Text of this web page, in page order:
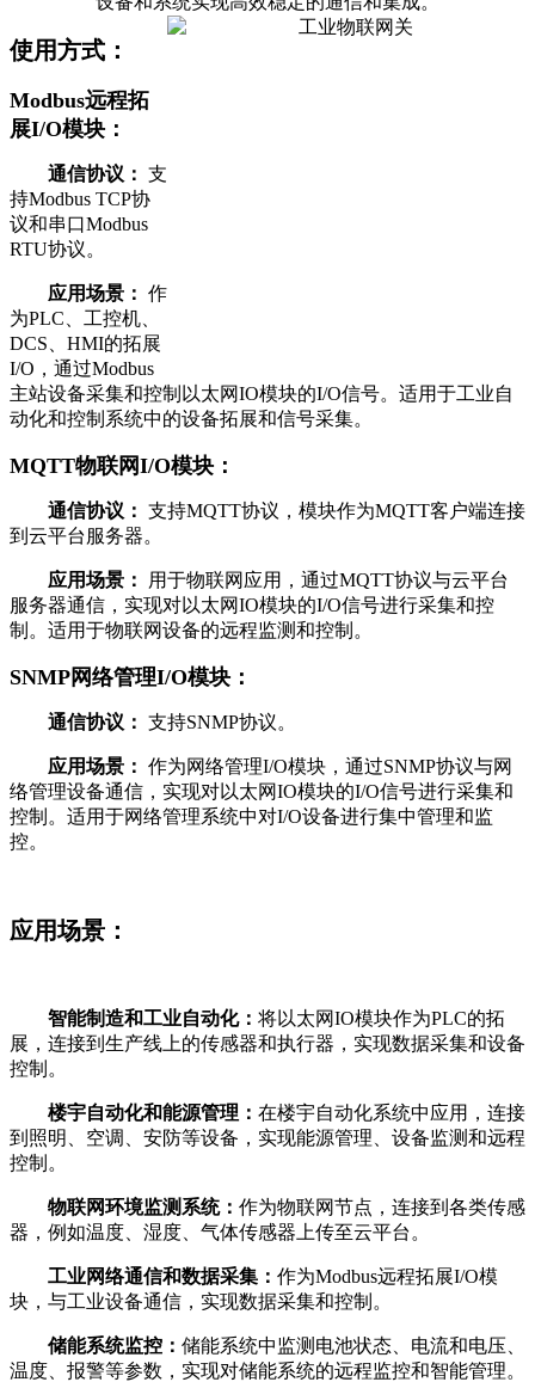
使用方式：
Modbus远程拓
展I/O模块：
通信协议： 支
持Modbus TCP协
议和串口Modbus
RTU协议。
应用场景： 作
为PLC、工控机、
DCS、HMI的拓展
I/O，通过Modbus
主站设备采集和控制以太网IO模块的I/O信号。适用于工业自
动化和控制系统中的设备拓展和信号采集。
MQTT物联网I/O模块：
通信协议： 支持MQTT协议，模块作为MQTT客户端连接
到云平台服务器。
应用场景：
用于物联网应用，通过MQTT协议与云平台
服务器通信，实现对以太网IO模块的I/O信号进行采集和控
制。适用于物联网设备的远程监测和控制。
SNMP网络管理I/O模块：
通信协议： 支持SNMP协议。
应用场景： 作为网络管理I/O模块，通过SNMP协议与网
络管理设备通信，实现对以太网IO模块的I/O信号进行采集和
控制。适用于网络管理系统中对I/O设备进行集中管理和监
控。
应用场景：
智能制造和工业自动化： 将以太网IO模块作为PLC的拓
展，连接到生产线上的传感器和执行器，实现数据采集和设备
控制。
楼宇自动化和能源管理： 在楼宇自动化系统中应用，连接
到照明、空调、安防等设备，实现能源管理、设备监测和远程
控制。
物联网环境监测系统： 作为物联网节点，连接到各类传感
器，例如温度、湿度、气体传感器上传至云平台。
工业网络通信和数据采集： 作为Modbus远程拓展I/O模
块，与工业设备通信，实现数据采集和控制。
储能系统监控： 储能系统中监测电池状态、电流和电压、
温度、报警等参数，实现对储能系统的远程监控和智能管理。